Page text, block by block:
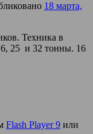
18 марта,
Техника в
25 и 32 тонны. 16
Flash Player 9 или